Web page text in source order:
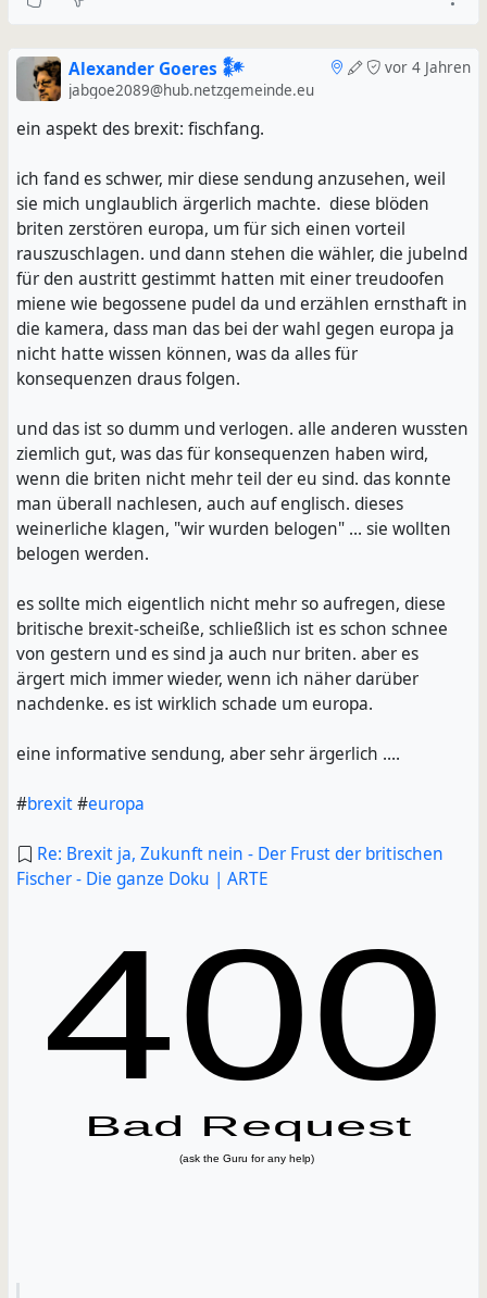
vor 4 Jahren
Alexander Goeres 𒀯
jabgoe2089@hub.netzgemeinde.eu
ein aspekt des brexit: fischfang.
ich fand es schwer, mir diese sendung anzusehen, weil
sie mich unglaublich ärgerlich machte. diese blöden
briten zerstören europa, um für sich einen vorteil
rauszuschlagen. und dann stehen die wähler, die jubelnd
für den austritt gestimmt hatten mit einer treudoofen
miene wie begossene pudel da und erzählen ernsthaft in
die kamera, dass man das bei der wahl gegen europa ja
nicht hatte wissen können, was da alles für
konsequenzen draus folgen.
und das ist so dumm und verlogen. alle anderen wussten
ziemlich gut, was das für konsequenzen haben wird,
wenn die briten nicht mehr teil der eu sind. das konnte
man überall nachlesen, auch auf englisch. dieses
weinerliche klagen, "wir wurden belogen" ... sie wollten
belogen werden.
es sollte mich eigentlich nicht mehr so aufregen, diese
britische brexit-scheiße, schließlich ist es schon schnee
von gestern und es sind ja auch nur briten. aber es
ärgert mich immer wieder, wenn ich näher darüber
nachdenke. es ist wirklich schade um europa.
eine informative sendung, aber sehr ärgerlich ....
#brexit#europa
Re: Brexit ja, Zukunft nein - Der Frust der britischen
Fischer - Die ganze Doku | ARTE